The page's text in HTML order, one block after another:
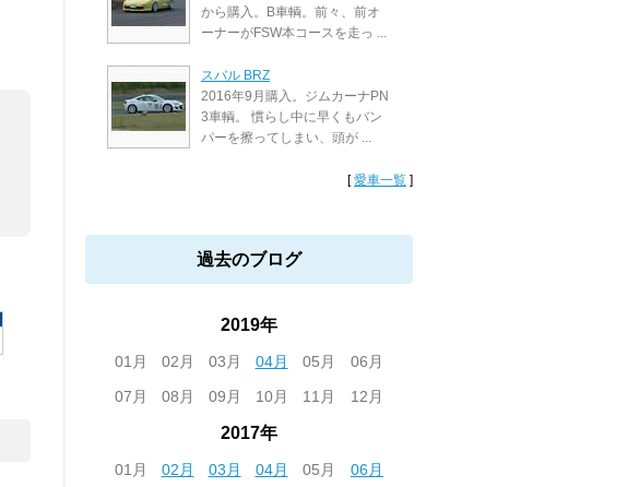
から購入。B車輌。前々、前オ
ーナーがFSW本コースを走っ ...
スバル BRZ
2016年9月購入。ジムカーナPN
3車輌。 慣らし中に早くもバン
パーを擦ってしまい、頭が ...
[愛車一覧 ]
過去のブログ
2019年
01月 02月 03月 04月 05月
06月
07月
08月 09月 10月 11月 12月
2017年
01月 02月 03月 04月 05月
06月